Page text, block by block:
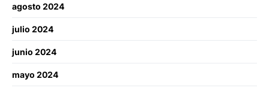
agosto 2024
julio 2024
junio 2024
mayo 2024